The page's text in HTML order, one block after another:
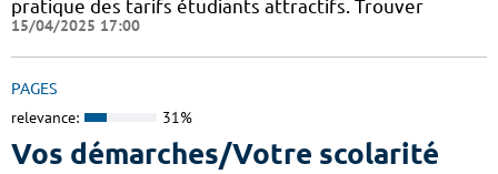
pratique des tarifs étudiants attractifs. Trouver
15/04/2025 17:00
PAGES
relevance: 31%
Vos démarches/Votre scolarité